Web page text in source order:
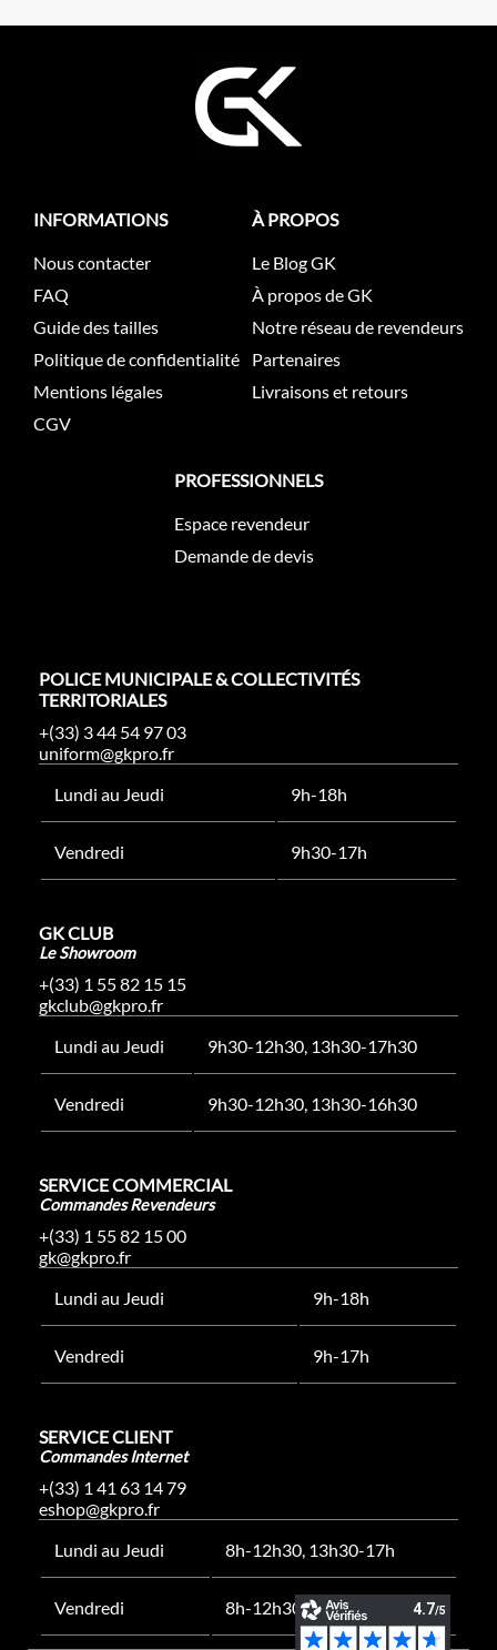
INFORMATIONS
Nous contacter
FAQ
Guide des tailles
Politique de confidentialité
Mentions légales
CGV
À PROPOS
Le Blog GK
À propos de GK
Notre réseau de revendeurs
Partenaires
Livraisons et retours
PROFESSIONNELS
Espace revendeur
Demande de devis
POLICE MUNICIPALE & COLLECTIVITÉS
TERRITORIALES
+(33) 3 44 54 97 03
uniform@gkpro.fr
Lundi au Jeudi
9h-18h
Vendredi 9h30-17h
GK CLUB
Le Showroom
+(33) 1 55 82 15 15
gkclub@gkpro.fr
Lundi au Jeudi
9h30-12h30, 13h30-17h30
Vendredi 9h30-12h30, 13h30-16h30
SERVICE COMMERCIAL
Commandes Revendeurs
+(33) 1 55 82 15 00
gk@gkpro.fr
Lundi au Jeudi
9h-18h
Vendredi 9h-17h
SERVICE CLIENT
Commandes Internet
+(33) 1 41 63 14 79
eshop@gkpro.fr
Lundi au Jeudi
8h-12h30, 13h30-17h
Vendredi 8h-12h30, 13h30-16h